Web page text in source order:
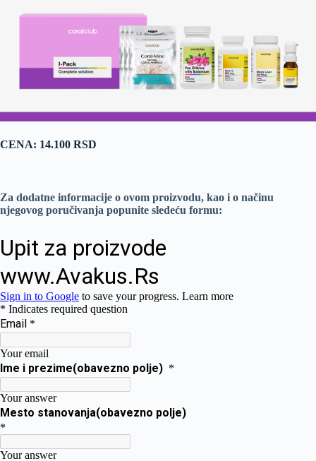
CENA: 14.100 RSD
Za dodatne informacije o ovom proizvodu, kao i o načinu
njegovog poručivanja popunite sledeću formu: